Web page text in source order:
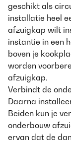
geschikt als
installatie heel
afzuigkap wilt
instantie in een
boven je
worden
afzuigkap.
Verbindt de
Daarna
Beiden kun je
onderbouw
ervan dat de